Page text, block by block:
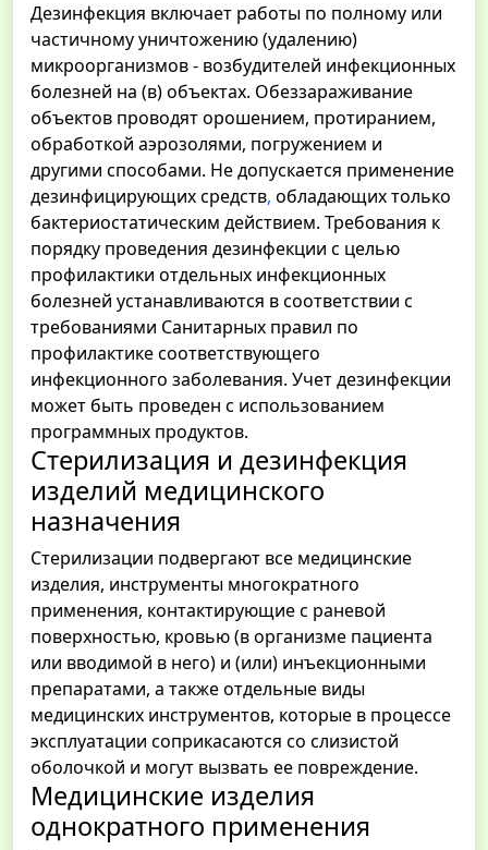
Дезинфекция включает работы по полному или
частичному уничтожению (удалению)
микроорганизмов - возбудителей инфекционных
болезней на (в) объектах. Обеззараживание
объектов проводят орошением, протиранием,
обработкой аэрозолями, погружением и
другими способами. Не допускается применение
дезинфицирующих средств, обладающих только
бактериостатическим действием. Требования к
порядку проведения дезинфекции с целью
профилактики отдельных инфекционных
болезней устанавливаются в соответствии с
требованиями Санитарных правил по
профилактике соответствующего
инфекционного заболевания. Учет дезинфекции
может быть проведен с использованием
программных продуктов.
Стерилизация и дезинфекция
изделий медицинского
назначения
Стерилизации подвергают все медицинские
изделия, инструменты многократного
применения, контактирующие с раневой
поверхностью, кровью (в организме пациента
или вводимой в него) и (или) инъекционными
препаратами, а также отдельные виды
медицинских инструментов, которые в процессе
эксплуатации соприкасаются со слизистой
оболочкой и могут вызвать ее повреждение.
Медицинские изделия
однократного применения